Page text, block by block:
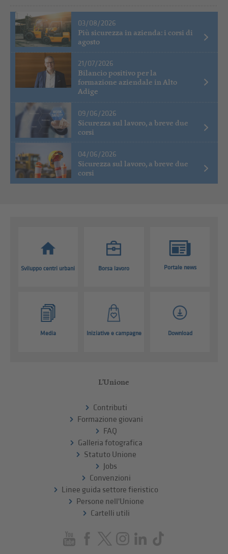
03/08/2026
Più sicurezza in azienda: i corsi di
agosto
21/07/2026
Bilancio positivo per la
formazione aziendale in Alto
Adige
09/06/2026
Sicurezza sul lavoro, a breve due
corsi
04/06/2026
Sicurezza sul lavoro, a breve due
corsi
Sviluppo centri urbani Borsa lavoro Portale news
Media Iniziative e campagne Download
L'Unione
Contributi
Formazione giovani
FAQ
Galleria fotografica
Statuto Unione
Jobs
Convenzioni
Linee guida settore fieristico
Persone nell'Unione
Cartelli utili